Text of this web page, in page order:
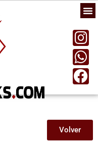
Volver